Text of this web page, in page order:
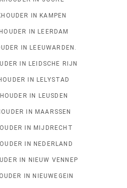
IN KAMPEN
IN LEERDAM
IN LEEUWARDEN.
IN LEIDSCHE RIJN
IN LELYSTAD
IN LEUSDEN
IN MAARSSEN
IN MIJDRECHT
IN NEDERLAND
IN NIEUW VENNEP
IN NIEUWEGEIN